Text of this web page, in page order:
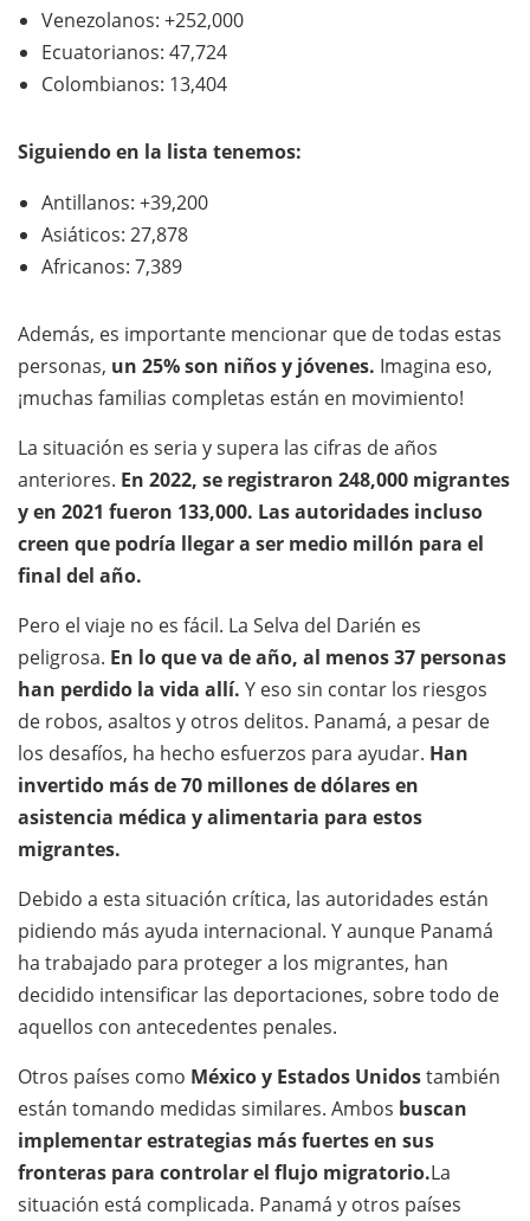
Venezolanos: +252,000
Ecuatorianos: 47,724
Colombianos: 13,404
Siguiendo en la lista tenemos:
Antillanos: +39,200
Asiáticos: 27,878
Africanos: 7,389
Además, es importante mencionar que de todas estas
personas, un 25% son niños y jóvenes. Imagina eso,
¡muchas familias completas están en movimiento!
La situación es seria y supera las cifras de años
anteriores. En 2022, se registraron 248,000 migrantes
y en 2021 fueron 133,000. Las autoridades incluso
creen que podría llegar a ser medio millón para el
final del año.
Pero el viaje no es fácil. La Selva del Darién es
peligrosa. En lo que va de año, al menos 37 personas
han perdido la vida allí. Y eso sin contar los riesgos
de robos, asaltos y otros delitos. Panamá, a pesar de
los desafíos, ha hecho esfuerzos para ayudar. Han
invertido más de 70 millones de dólares en
asistencia médica y alimentaria para estos
migrantes.
Debido a esta situación crítica, las autoridades están
pidiendo más ayuda internacional. Y aunque Panamá
ha trabajado para proteger a los migrantes, han
decidido intensificar las deportaciones, sobre todo de
aquellos con antecedentes penales.
Otros países como México y Estados Unidostambién
están tomando medidas similares. Ambos buscan
implementar estrategias más fuertes en sus
fronteras para controlar el flujo migratorio.La
situación está complicada. Panamá y otros países